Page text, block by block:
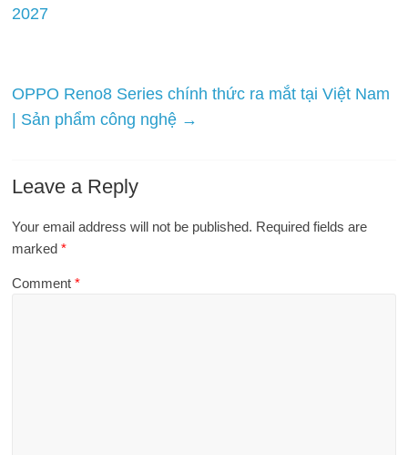
2027
OPPO Reno8 Series chính thức ra mắt tại Việt Nam
| Sản phẩm công nghệ →
Leave a Reply
Your email address will not be published. Required fields are
marked*
Comment*